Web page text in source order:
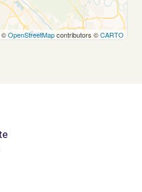
©OpenStreetMapcontributors ©CARTO